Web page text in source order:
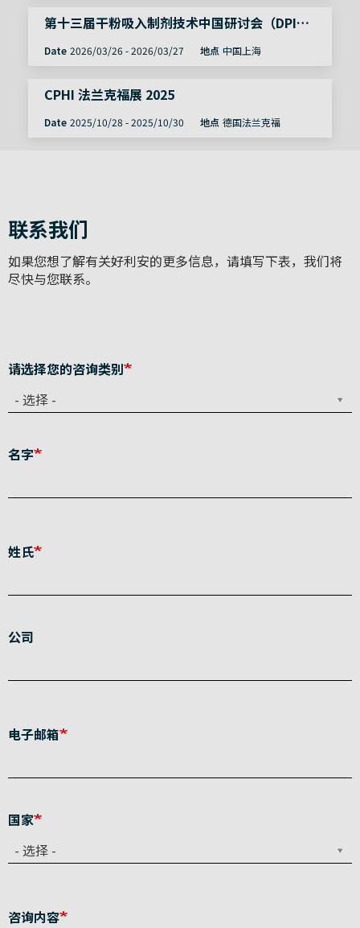
第十三届干粉吸入制剂技术中国研讨会（DPI
Date 2026/03/26 -2026/03/27 地点 中国上海
CPHI 法兰克福展 2025
Date 2025/10/28 -2025/10/30 地点 德国法兰克福
联系我们
如果您想了解有关好利安的更多信息，请填写下表，我们将
尽快与您联系。
请选择您的咨询类别
- 选择 -
名字
姓氏
公司
电子邮箱
国家
- 选择 -
咨询内容